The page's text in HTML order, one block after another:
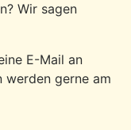
Wir sagen
E-Mail an
werden gerne am